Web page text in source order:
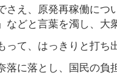
さえ、原発再稼働に
などと言葉を濁し、大
って、はっきりと打ち
落に落とし、国民の